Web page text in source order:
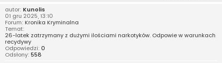
autor: Kunolis
01 gru 2025, 13:10
Forum: Kronika Kryminalna
Temat:
26-latek zatrzymany z dużymi ilościami narkotyków. Odpowie w warunkach
recydywy
Odpowiedzi: 0
Odsłony: 558